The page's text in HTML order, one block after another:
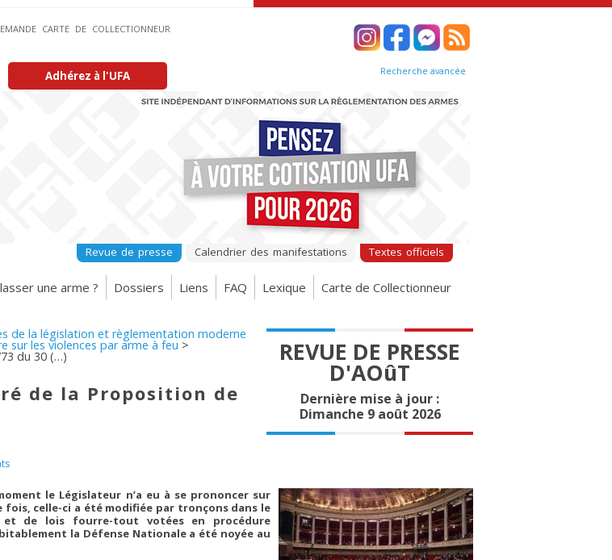
CARTE DE COLLECTIONNEUR
Adhérez à l'UFA Recherche avancée
Revue de presse Calendrier des manifestations Textes officiels
une arme ? Dossiers Liens FAQ Lexique Carte de Collectionneur
REVUE DE PRESSE
D'AOûT
Dernière mise à jour :
Dimanche 9 août 2026
de la législation et règlementation moderne
sur les violences par arme à feu >
du 30 (…)
de la Proposition de
le Législateur n’a eu à se prononcer sur
celle-ci a été modifiée par tronçons dans le
et de lois fourre-tout votées en procédure
la Défense Nationale a été noyée au